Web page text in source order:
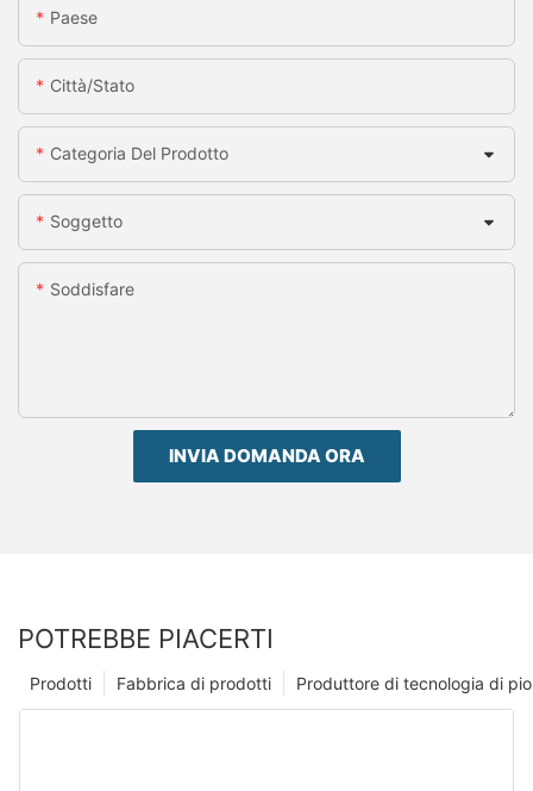
Paese
Città/stato
Categoria Del Prodotto
Soggetto
Soddisfare
INVIA DOMANDA ORA
POTREBBE PIACERTI
Produttore di tecnologia di
Fabbrica di prodotti
Prodotti